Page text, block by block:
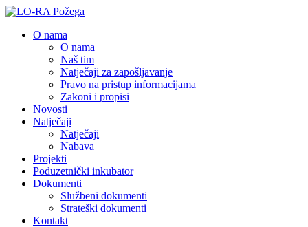
O nama
O nama
Naš tim
Natječaji za zapošljavanje
Pravo na pristup informacijama
Zakoni i propisi
Novosti
Natječaji
Natječaji
Nabava
Projekti
Poduzetnički inkubator
Dokumenti
Službeni dokumenti
Strateški dokumenti
Kontakt